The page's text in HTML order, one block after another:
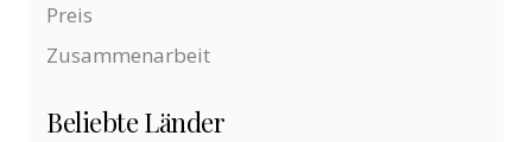
Preis
Zusammenarbeit
Beliebte Länder